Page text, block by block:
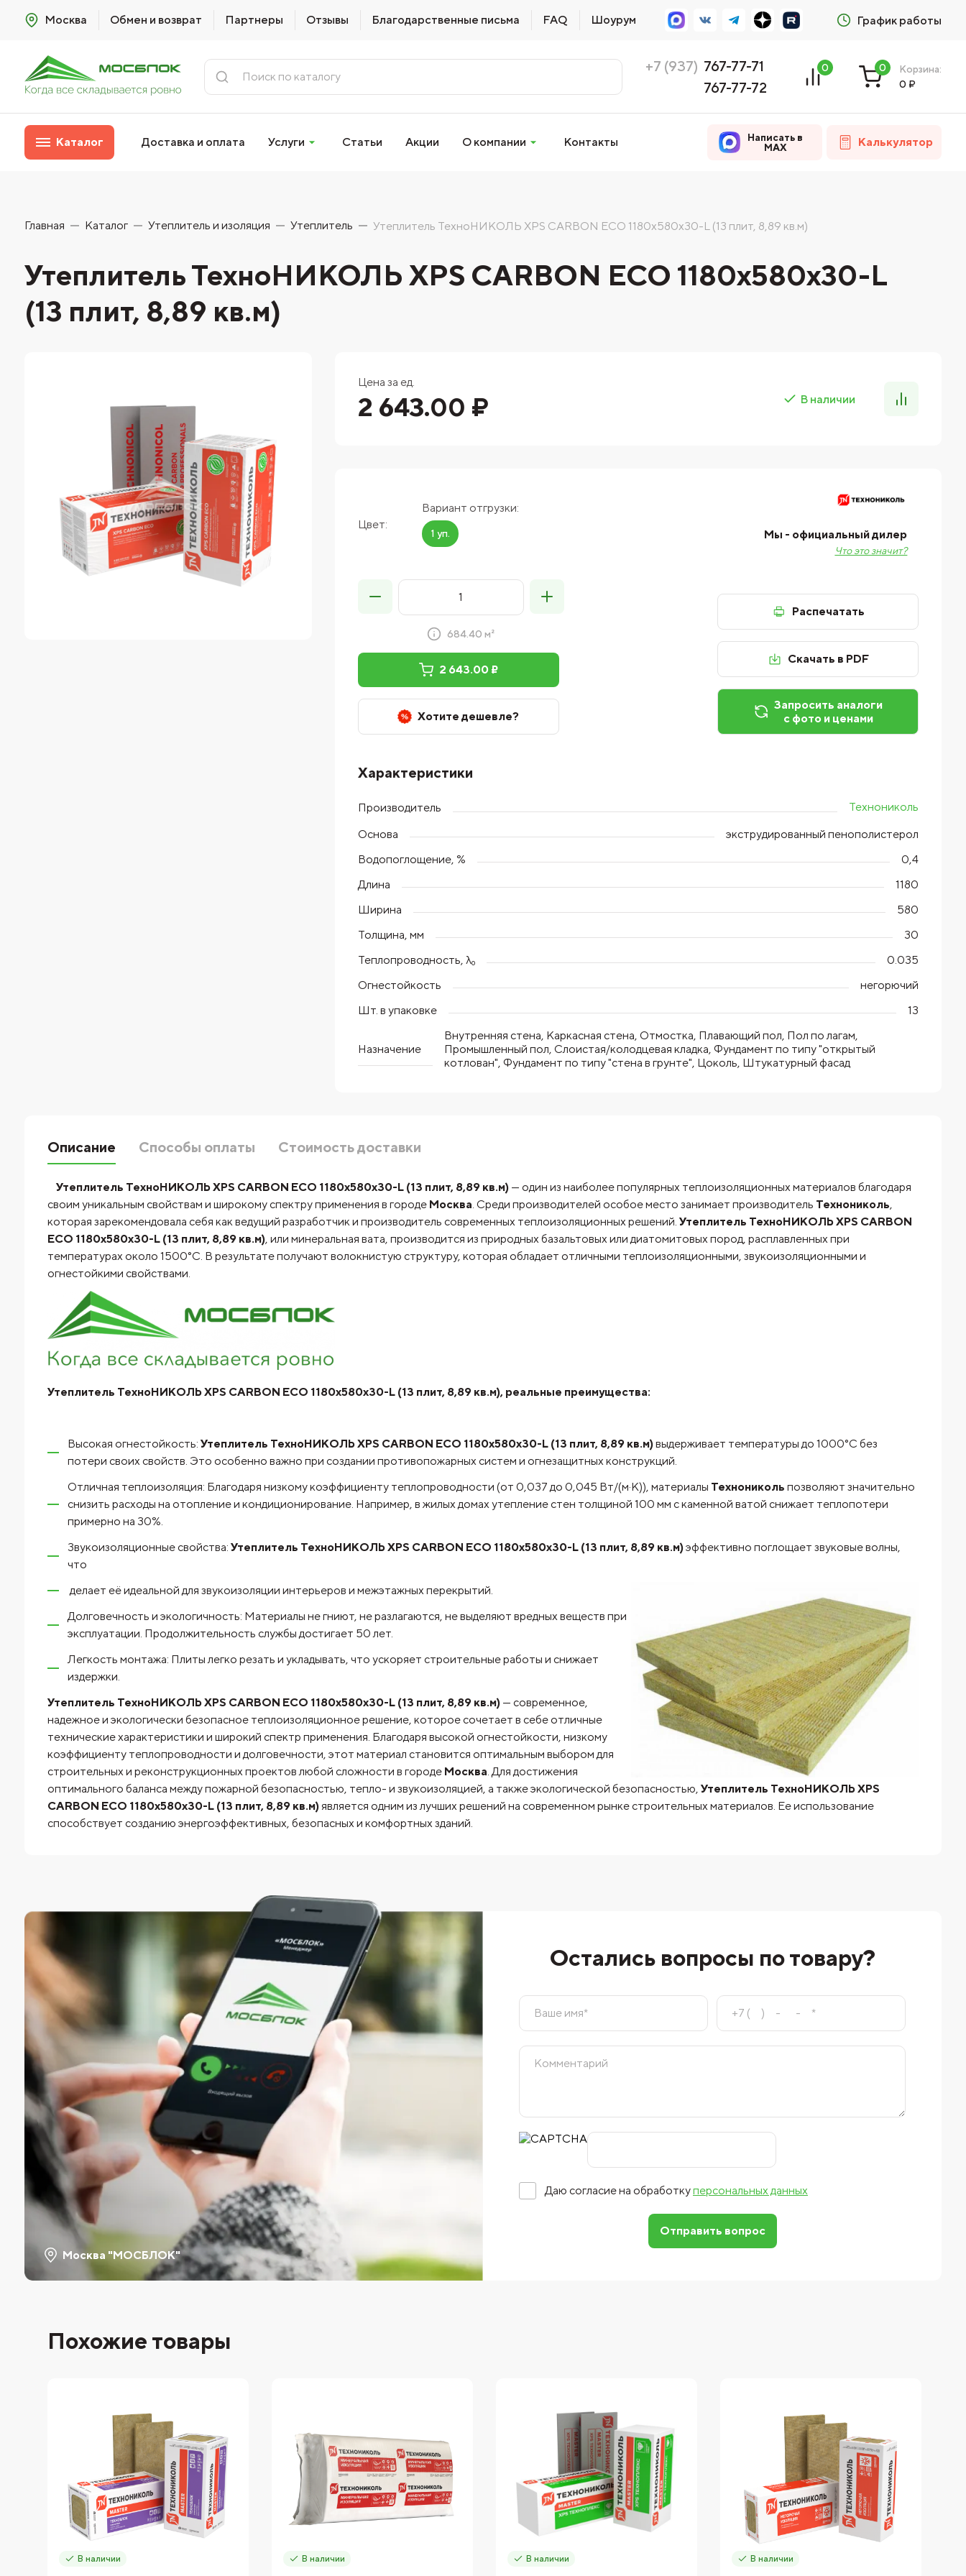
Москва Обмен и возврат Партнеры Отзывы Благодарственные письма FAQ Шоурум График работы
+7 (937) 767-77-71
767-77-72
0 0
Корзина:
0 ₽
Каталог Доставка и оплата Услуги Статьи Акции О компании Контакты
Написать в
MAX
Калькулятор
Главная Каталог Утеплитель и изоляция Утеплитель Утеплитель ТехноНИКОЛЬ XPS CARBON ECO 1180х580х30-L (13 плит, 8,89 кв.м)
Утеплитель ТехноНИКОЛЬ XPS CARBON ECO 1180х580х30-L
(13 плит, 8,89 кв.м)
Цена за ед.
2 643.00 ₽ В наличии
Цвет:
Вариант отгрузки:
1 уп. Мы - официальный дилер
Что это значит?
684.40 м²
2 643.00 ₽
Хотите дешевле?
Распечатать
Скачать в PDF
Запросить аналоги
с фото и ценами
Характеристики
Производитель
Технониколь
Основа
экструдированный пенополистерол
Водопоглощение, %
0,4
Длина
1180
Ширина
580
Толщина, мм
30
Теплопроводность, λ₀
0.035
Огнестойкость
негорючий
Шт. в упаковке
13
Назначение
Внутренняя стена, Каркасная стена, Отмостка, Плавающий пол, Пол по лагам,
Промышленный пол, Слоистая/колодцевая кладка, Фундамент по типу "открытый
котлован", Фундамент по типу "стена в грунте", Цоколь, Штукатурный фасад
Описание Способы оплаты Стоимость доставки
Утеплитель ТехноНИКОЛЬ XPS CARBON ECO 1180х580х30-L (13 плит, 8,89 кв.м)— один из наиболее популярных теплоизоляционных материалов благодаря
своим уникальным свойствам и широкому спектру применения в городе Москва. Среди производителей особое место занимает производитель Технониколь,
которая зарекомендовала себя как ведущий разработчик и производитель современных теплоизоляционных решений. Утеплитель ТехноНИКОЛЬ XPS CARBON
ECO 1180х580х30-L (13 плит, 8,89 кв.м), или минеральная вата, производится из природных базальтовых или диатомитовых пород, расплавленных при
температурах около 1500°C. В результате получают волокнистую структуру, которая обладает отличными теплоизоляционными, звукоизоляционными и
огнестойкими свойствами.
Утеплитель ТехноНИКОЛЬ XPS CARBON ECO 1180х580х30-L (13 плит, 8,89 кв.м), реальные преимущества:
Высокая огнестойкость: Утеплитель ТехноНИКОЛЬ XPS CARBON ECO 1180х580х30-L (13 плит, 8,89 кв.м)выдерживает температуры до 1000°C без
потери своих свойств. Это особенно важно при создании противопожарных систем и огнезащитных конструкций.
Отличная теплоизоляция: Благодаря низкому коэффициенту теплопроводности (от 0,037 до 0,045 Вт/(м·К)), материалы Технониколь позволяют значительно
снизить расходы на отопление и кондиционирование. Например, в жилых домах утепление стен толщиной 100 мм с каменной ватой снижает теплопотери
примерно на 30%.
Звукоизоляционные свойства: Утеплитель ТехноНИКОЛЬ XPS CARBON ECO 1180х580х30-L (13 плит, 8,89 кв.м)эффективно поглощает звуковые волны,
что
делает её идеальной для звукоизоляции интерьеров и межэтажных перекрытий.
Долговечность и экологичность: Материалы не гниют, не разлагаются, не выделяют вредных веществ при
эксплуатации. Продолжительность службы достигает 50 лет.
Легкость монтажа: Плиты легко резать и укладывать, что ускоряет строительные работы и снижает
издержки.
Утеплитель ТехноНИКОЛЬ XPS CARBON ECO 1180х580х30-L (13 плит, 8,89 кв.м)— современное,
надежное и экологически безопасное теплоизоляционное решение, которое сочетает в себе отличные
технические характеристики и широкий спектр применения. Благодаря высокой огнестойкости, низкому
коэффициенту теплопроводности и долговечности, этот материал становится оптимальным выбором для
строительных и реконструкционных проектов любой сложности в городе Москва. Для достижения
оптимального баланса между пожарной безопасностью, тепло- и звукоизоляцией, а также экологической безопасностью, Утеплитель ТехноНИКОЛЬ XPS
CARBON ECO 1180х580х30-L (13 плит, 8,89 кв.м)является одним из лучших решений на современном рынке строительных материалов. Ее использование
способствует созданию энергоэффективных, безопасных и комфортных зданий.
Москва "МОСБЛОК"
Остались вопросы по товару?
Даю согласие на обработкуперсональных данных
Отправить вопрос
Похожие товары
В наличии В наличии В наличии В наличии